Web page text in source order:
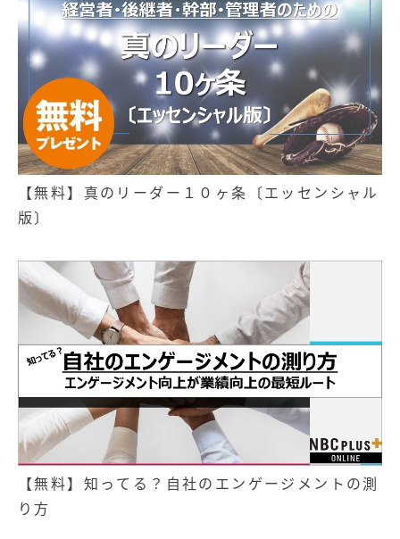
【無料】真のリーダー１０ヶ条〔エッセンシャル
版〕
【無料】知ってる？自社のエンゲージメントの測
り方